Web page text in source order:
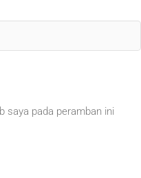
saya pada peramban ini